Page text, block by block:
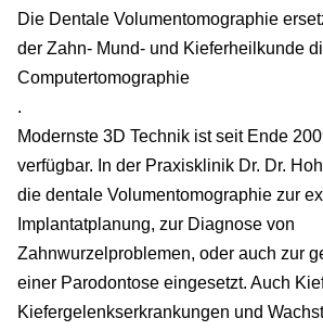
Die Dentale Volumentomographie
der Zahn- Mund- und Kieferheilkunde
Computertomographie
.
Modernste 3D Technik ist seit Ende
verfügbar. In der Praxisklinik Dr. Dr.
die dentale Volumentomographie zur
Implantatplanung, zur Diagnose von
Zahnwurzelproblemen, oder auch zur
einer Parodontose eingesetzt. Auch
Kiefergelenkserkrankungen und